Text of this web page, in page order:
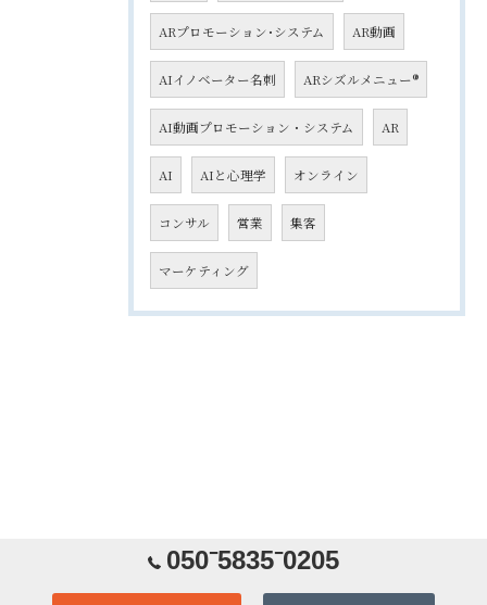
ARプロモーション･システム AR動画
AIイノベーター名刺 ARシズルメニュー®
AI動画プロモーション・システム AR
AI AIと心理学 オンライン
コンサル 営業 集客
マーケティング
050⁻5835⁻0205